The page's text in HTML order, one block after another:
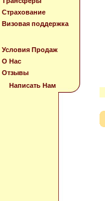
Страхование
Визовая поддержка
Условия Продаж
О Нас
Отзывы
Написать Нам